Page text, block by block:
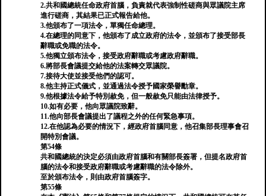
2.共和國總統任命政府首腦，負責就代表強制性磋商與眾議院主席
進行磋商，其結果已正式報告給他。
3.他頒布了一項法令，單獨任命總理。
4.在總理的同意下，他頒布了成立政府的法令，並頒布了接受部長
辭職或免職的法令。
5.他獨立頒布法令，接受政府辭職或考慮政府辭職。
6.將部長會議提交給他的法案轉交眾議院。
7.接待大使並接受他們的認可。
8.他主持正式儀式，並通過法令授予國家榮譽勳章。
9.他根據法令給予特別赦免，但一般赦免只能由法律授予。
10.如有必要，他向眾議院致辭。
11.他向部長會議提出了議程之外的任何緊急事項。
12.在他認為必要的情況下，經政府首腦同意，他召集部長理事會召
開特別會議。
第54條
共和國總統的決定必須由政府首腦和有關部長簽署，但提名政府首
腦的法令和接受政府辭職或考慮辭職的法令除外。
至於頒布法令，則由政府首腦簽字。
第55條